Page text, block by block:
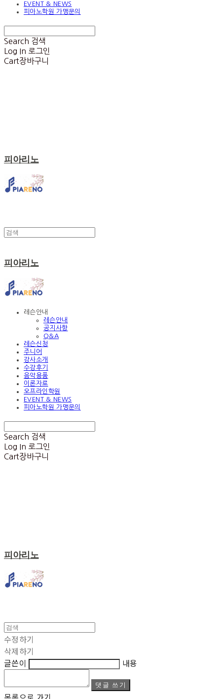
EVENT & NEWS
피아노학원 가맹문의
Search 검색
Log In 로그인
Cart장바구니
피아리노
피아리노
레슨안내
레슨안내
공지사항
Q&A
레슨신청
주니어
강사소개
수강후기
음악용품
이론자료
오프라인학원
EVENT & NEWS
피아노학원 가맹문의
Search 검색
Log In 로그인
Cart장바구니
피아리노
수정하기
삭제하기
글쓴이
내용
댓글 쓰기